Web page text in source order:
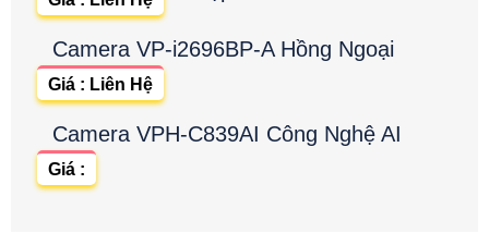
Camera VP-i2696BP-A Hồng Ngoại
Giá : Liên Hệ
Camera VPH-C839AI Công Nghệ AI
Giá :